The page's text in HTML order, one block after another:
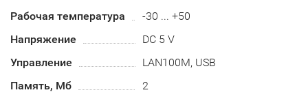
Рабочая температура
-30 ... +50
Напряжение
DC 5 V
Управление
LAN100M, USB
Память, Мб
2